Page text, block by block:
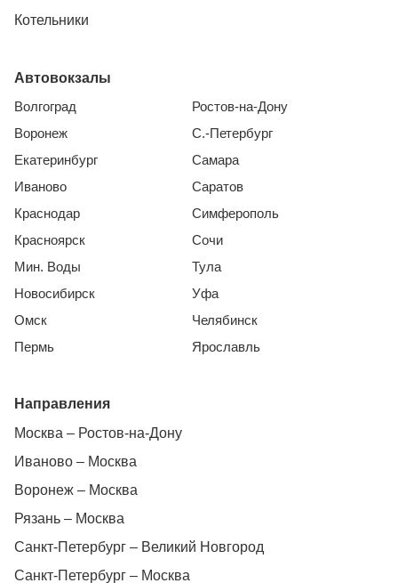
Котельники
Автовокзалы
Волгоград
Воронеж
Екатеринбург
Иваново
Краснодар
Красноярск
Мин. Воды
Новосибирск
Омск
Пермь
Ростов-на-Дону
С.-Петербург
Самара
Саратов
Симферополь
Сочи
Тула
Уфа
Челябинск
Ярославль
Направления
Москва – Ростов-на-Дону
Иваново – Москва
Воронеж – Москва
Рязань – Москва
Санкт-Петербург – Великий Новгород
Санкт-Петербург – Москва